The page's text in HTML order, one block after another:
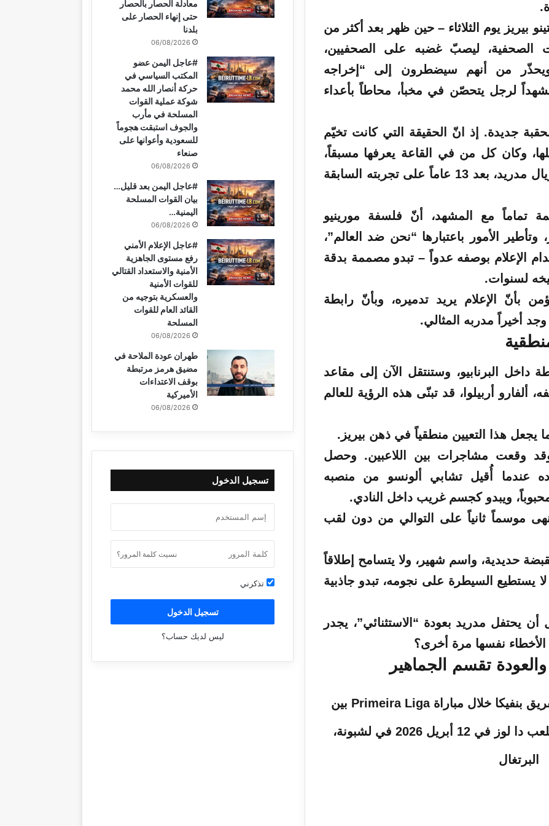
بيريز يوم الثلاثاء – حين ظهر بعد أكثر من
الصحفية، ليصبّ غضبه على الصحفيين،
من أنهم سيضطرون إلى “إخراجه
لرجل يتحصّن في مخبأ، محاطاً بأعداء
جديدة. إذ انّ الحقيقة
التي كانت تخيّم
وكان كل من في القاعة يعرفها مسبقاً،
عائد إلى ريال مدريد، بعد 13 عاماً على تجربته السابقة
تماماً مع المشهد، أنّ فلسفة مورينيو
وتأطير الأمور باعتبارها “نحن ضد العالم”،
الإعلام بوصفه عدواً – تبدو مصممة بدقة
لسنوات.
بأنّ الإعلام يريد تدميره، وبأنّ رابطة
أخيراً مدربه المثالي.
داخل البرنابيو، وستنتقل الآن إلى مقاعد
ألفارو أربيلوا، قد تبنّى هذه الرؤية للعالم
هذا التعيين منطقياً في ذهن بيريز.
وقعت مشاجرات بين اللاعبين. وحصل
عندما أُقيل تشابي ألونسو من منصبه
ويبدو كجسم غريب داخل النادي.
موسماً ثانياً على التوالي من دون لقب
حديدية، واسم شهير، ولا يتسامح إطلاقاً
يستطيع السيطرة على نجومه، تبدو جاذبية
يحتفل مدريد بعودة “الاستثنائي”، يجدر
نفسها مرة أخرى؟
تقسم الجماهير
ك
ر
س
ت
u
b
e
ر
ا
معادلة الحصار بالحصار
حتى إنهاء الحصار على
بلدنا
06/08/2026
#عاجل اليمن عضو
المكتب السياسي في
حركة أنصار الله محمد
شوكة عملية القوات
المسلحة في مأرب
والجوف استبقت هجوماً
للسعودية وأعوانها على
صنعاء
06/08/2026
#عاجل اليمن بعد قليل…
بيان القوات المسلحة
اليمنية…
06/08/2026
#عاجل الإعلام الأمني
رفع مستوى الجاهزية
الأمنية والاستعداد القتالي
للقوات الأمنية
والعسكرية بتوجيه من
القائد العام للقوات
المسلحة
06/08/2026
طهران عودة الملاحة في
مضيق هرمز مرتبطة
بوقف الاعتداءات
الأميركية
06/08/2026
تسجيل الدخول
نسيت كلمة المرور؟
تذكرني
تسجيل الدخول
ليس لديك حساب؟